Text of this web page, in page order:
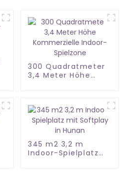
300 Quadratmeter
3,4 Meter Höhe
345 m2 3,2 m
Indoor-Spielplatz